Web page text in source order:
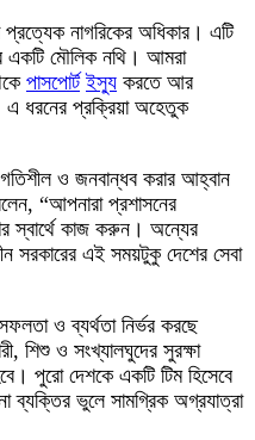
নাগরিকের অধিকার। এটি
একটি মৌলিক নথি। আমরা
পাসপোর্ট ইস্যু করতে আর
এ ধরনের প্রক্রিয়া অহেতুক
ও জনবান্ধব করার আহ্বান
“আপনারা প্রশাসনের
স্বার্থে কাজ করুন। অন্যের
সরকারের এই সময়টুকু দেশের সেবা
ও ব্যর্থতা নির্ভর করছে
শিশু ও সংখ্যালঘুদের সুরক্ষা
পুরো দেশকে একটি টিম হিসেবে
ব্যক্তির ভুলে সামগ্রিক অগ্রযাত্রা